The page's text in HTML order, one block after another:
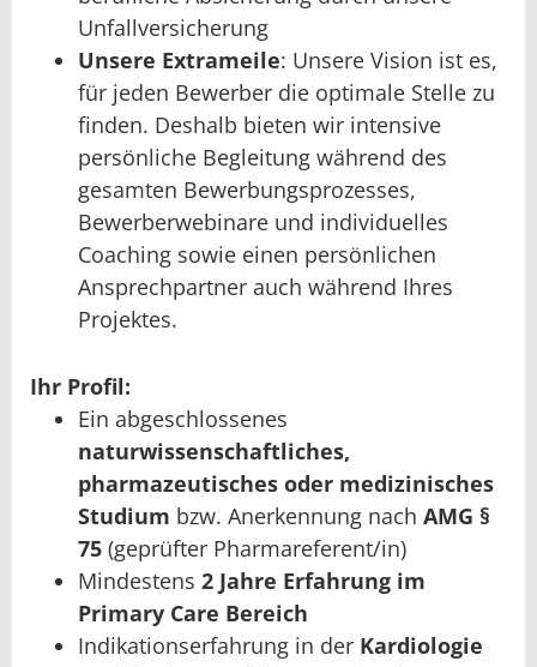
Unfallversicherung
Unsere Extrameile: Unsere Vision ist es,
für jeden Bewerber die optimale Stelle zu
finden. Deshalb bieten wir intensive
persönliche Begleitung während des
gesamten Bewerbungsprozesses,
Bewerberwebinare und individuelles
Coaching sowie einen persönlichen
Ansprechpartner auch während Ihres
Projektes.
Ihr Profil:
Ein abgeschlossenes
naturwissenschaftliches,
pharmazeutisches oder medizinisches
Studium bzw. Anerkennung nach AMG §
75 (geprüfter Pharmareferent/in)
Mindestens 2 Jahre Erfahrung im
Primary Care Bereich
Indikationserfahrung in der Kardiologie